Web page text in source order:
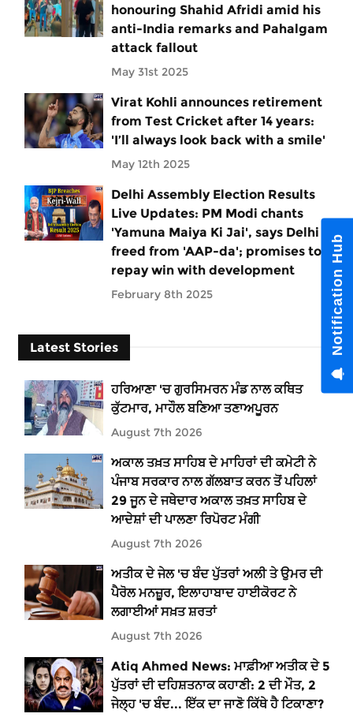
honouring Shahid Afridi amid his
anti-India remarks and Pahalgam
attack fallout
May 31st 2025
Virat Kohli announces retirement
from Test Cricket after 14 years:
'I’ll always look back with a smile'
May 12th 2025
Delhi Assembly Election Results
Live Updates: PM Modi chants
'Yamuna Maiya Ki Jai', says Delhi
freed from 'AAP-da'; promises to
repay win with development
February 8th 2025
Latest Stories
ਹਰਿਆਣਾ 'ਚ ਗੁਰਸਿਮਰਨ ਮੰਡ ਨਾਲ ਕਥਿਤ
ਕੁੱਟਮਾਰ, ਮਾਹੌਲ ਬਣਿਆ ਤਣਾਅਪੂਰਨ
August 7th 2026
ਅਕਾਲ ਤਖ਼ਤ ਸਾਹਿਬ ਦੇ ਮਾਹਿਰਾਂ ਦੀ ਕਮੇਟੀ ਨੇ
ਪੰਜਾਬ ਸਰਕਾਰ ਨਾਲ ਗੱਲਬਾਤ ਕਰਨ ਤੋਂ ਪਹਿਲਾਂ
29 ਜੂਨ ਦੇ ਜਥੇਦਾਰ ਅਕਾਲ ਤਖ਼ਤ ਸਾਹਿਬ ਦੇ
ਆਦੇਸ਼ਾਂ ਦੀ ਪਾਲਣਾ ਰਿਪੋਰਟ ਮੰਗੀ
August 7th 2026
ਅਤੀਕ ਦੇ ਜੇਲ 'ਚ ਬੰਦ ਪੁੱਤਰਾਂ ਅਲੀ ਤੇ ਉਮਰ ਦੀ
ਪੈਰੋਲ ਮਨਜ਼ੂਰ, ਇਲਾਹਾਬਾਦ ਹਾਈਕੋਰਟ ਨੇ
ਲਗਾਈਆਂ ਸਖ਼ਤ ਸ਼ਰਤਾਂ
August 7th 2026
Atiq Ahmed News: ਮਾਫ਼ੀਆ ਅਤੀਕ ਦੇ 5
ਪੁੱਤਰਾਂ ਦੀ ਦਹਿਸ਼ਤਨਾਕ ਕਹਾਣੀ: 2 ਦੀ ਮੌਤ, 2
ਜੇਲ੍ਹ 'ਚ ਬੰਦ... ਇੱਕ ਦਾ ਜਾਣੋ ਕਿੱਥੇ ਹੈ ਟਿਕਾਣਾ?
Notification Hub